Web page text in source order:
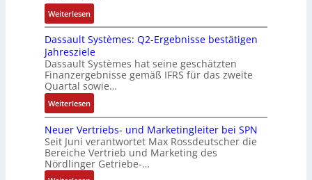
n
l
a
g
e
n
b
a
u
r
n
-
K
i
t
E
n
c
d
e
r
s
e
r
t
r
i
a
n
g
u
a
t
R
ü
c
k
g
r
a
t
d
e
r
F
a
b
Weiterlesen:
R
o
s
e
S
y
s
t
e
m
t
e
Dassault Systèmes: Q2-Ergebnisse bestätigen
Jahresziele
Dassault Systèmes hat seine geschätzten
Finanzergebnisse gemäß IFRS für das zweite
Quartal sowie…
Weiterlesen:
D
a
s
s
a
Neuer Vertriebs- und Marketingleiter bei SPN
Seit Juni verantwortet Max Rossdeutscher die
Bereiche Vertrieb und Marketing des
Nördlinger Getriebe-…